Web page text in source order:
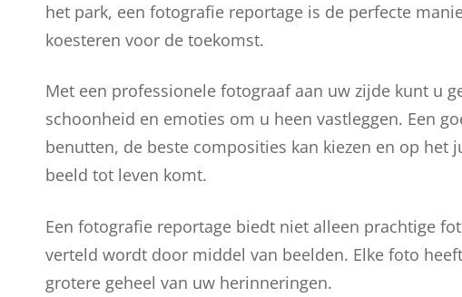
het park, een fotografie reportage is de perfecte
koesteren voor de toekomst.
Met een professionele fotograaf aan uw zijde kunt u
schoonheid en emoties om u heen vastleggen. Een
benutten, de beste composities kan kiezen en op
beeld tot leven komt.
Een fotografie reportage biedt niet alleen prachtige
verteld wordt door middel van beelden. Elke foto
grotere geheel van uw herinneringen.